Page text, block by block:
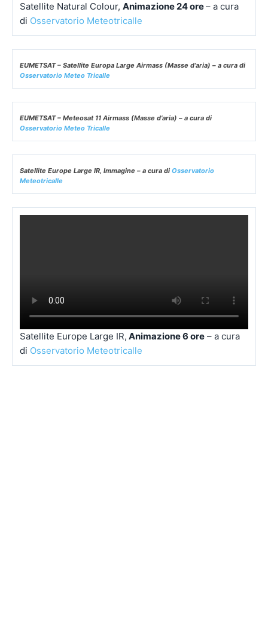
Satellite Natural Colour, Animazione 24 ore– a cura
di Osservatorio Meteotricalle
EUMETSAT – Satellite Europa Large Airmass (Masse d’aria) – a cura di
Osservatorio Meteo Tricalle
EUMETSAT – Meteosat 11 Airmass (Masse d’aria) – a cura di
Osservatorio Meteo Tricalle
Satellite Europe Large IR, Immagine – a cura di Osservatorio
Meteotricalle
Satellite Europe Large IR, Animazione 6 ore – a cura
di Osservatorio Meteotricalle